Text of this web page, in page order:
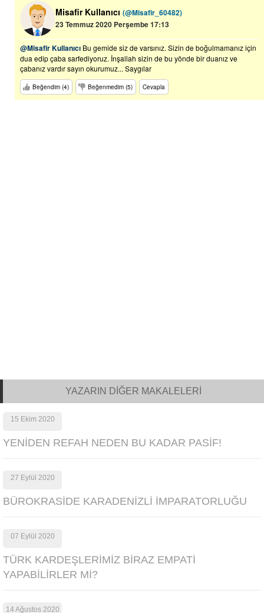
Misafir Kullanıcı (@Misafir_60482)
23 Temmuz 2020 Perşembe 17:13
@Misafir Kullanıcı Bu gemide siz de varsınız. Sizin de boğulmamanız için
dua edip çaba sarfediyoruz. İnşallah sizin de bu yönde bir duanız ve
çabanız vardır sayın okurumuz... Saygılar
Beğendim (4) Beğenmedim (5) Cevapla
YAZARIN DİĞER MAKALELERİ
15 Ekim 2020
YENİDEN REFAH NEDEN BU KADAR PASİF!
27 Eylül 2020
BÜROKRASİDE KARADENİZLİ İMPARATORLUĞU
07 Eylül 2020
TÜRK KARDEŞLERİMİZ BİRAZ EMPATİ
YAPABİLİRLER Mİ?
14 Ağustos 2020